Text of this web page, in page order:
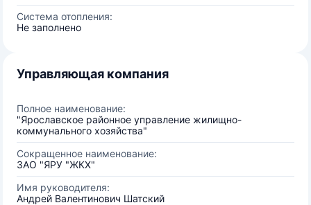
Система отопления:
Не заполнено
Управляющая компания
Полное наименование:
"Ярославское районное управление жилищно-
коммунального хозяйства"
Сокращенное наименование:
ЗАО "ЯРУ "ЖКХ"
Имя руководителя:
Андрей Валентинович Шатский